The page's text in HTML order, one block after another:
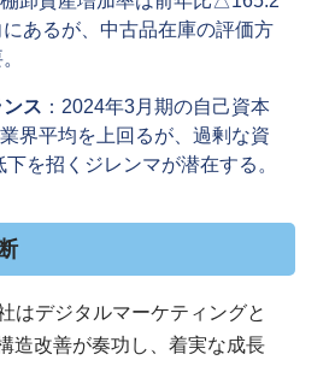
あるが、中古品在庫の評価方
ス ：2024年3月期の自己資本
界平均を上回るが、過剰な資
を招くジレンマが潜在する。
はデジタルマーケティングと
造改善が奏功し、着実な成長